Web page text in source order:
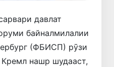
давлат
байналмилалии
(ФБИСП) рӯзи
нашр шудааст,